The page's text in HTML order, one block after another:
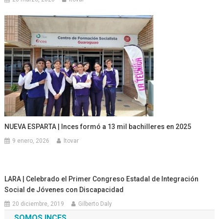
NUEVA ESPARTA | Inces formó a 13 mil bachilleres en 2025
9 enero, 2026 ltovar
LARA | Celebrado el Primer Congreso Estadal de Integración
Social de Jóvenes con Discapacidad
20 diciembre, 2019 Gilberto Daly